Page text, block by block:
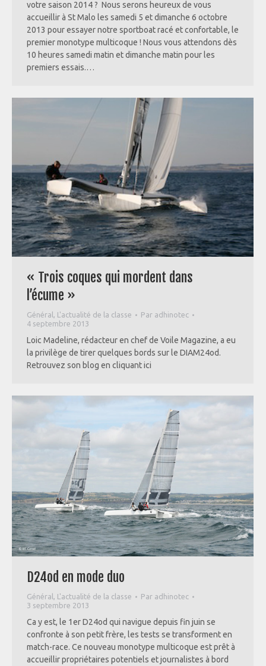
votre saison 2014 ? Nous serons heureux de vous
accueillir à St Malo les samedi 5 et dimanche 6 octobre
2013 pour essayer notre sportboat racé et confortable, le
premier monotype multicoque ! Nous vous attendons dès
10 heures samedi matin et dimanche matin pour les
premiers essais.…
« Trois coques qui mordent dans
l’écume »
Général , L'actualité de la classe Par adhinotec
4 septembre 2013
Loic Madeline, rédacteur en chef de Voile Magazine, a eu
la privilège de tirer quelques bords sur le DIAM24od.
Retrouvez son blog en cliquant ici
D24od en mode duo
Général , L'actualité de la classe Par adhinotec
3 septembre 2013
Ca y est, le 1er D24od qui navigue depuis fin juin se
confronte à son petit frère, les tests se transforment en
match-race. Ce nouveau monotype multicoque est prêt à
accueillir propriétaires potentiels et journalistes à bord